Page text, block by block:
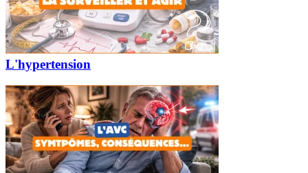
L'hypertension